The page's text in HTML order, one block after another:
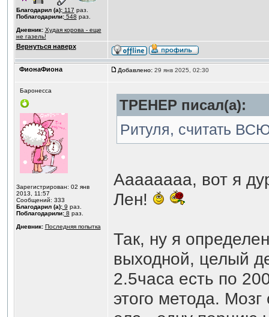
Благодарил (а):117 раз.
Поблагодарили:548 раз.
Дневник: Худая корова - еще
не газель!
Вернуться наверх
ФионаФиона Добавлено:29 янв 2025, 02:30
Баронесса
Зарегистрирован: 02 янв
2013, 11:57
Сообщений: 333
Благодарил (а):9 раз.
Поблагодарили:8 раз.
Дневник: Последняя попытка
ТРЕНЕР писал(а):
Ритуля, считать
Аааааааа, вот я
Лен!
Так, ну я
выходной, целый
2.5часа есть по
этого метода.